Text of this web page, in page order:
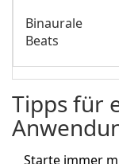
Binaurale
Beats
Tipps für
Starte immer